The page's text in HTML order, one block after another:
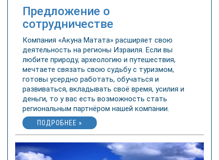
Предложение о
сотрудничестве
Компания «Акуна Матата» расширяет свою
деятельность на регионы Израиля. Если вы
любите природу, археологию и путешествия,
мечтаете связать свою судьбу с туризмом,
готовы усердно работать, обучаться и
развиваться, вкладывать своё время, усилия и
деньги, то у вас есть возможность стать
региональным партнёром нашей компании.
ПОДРОБНЕЕ »